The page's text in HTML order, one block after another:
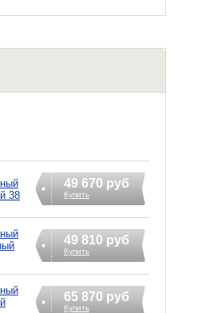
38
49 670 руб
Купить
49 810 руб
Купить
65 870 руб
Купить